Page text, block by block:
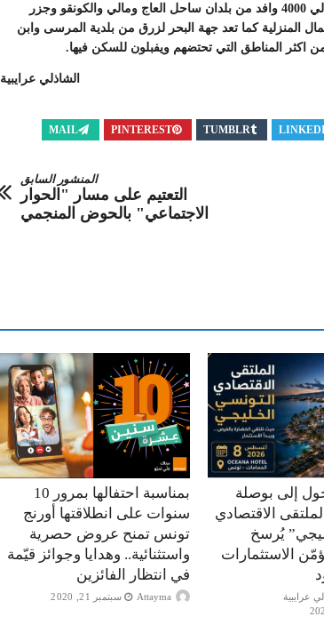
مع العلم ان جالية جتوب الصحراء المقيمة بتونس تعد بحوالي 4000 وافد من بلدان ساحل العاج ومالي والكونقو وجزر
المنزلية كما تعد جهة البحر لزرق من بلدية المرسى وابن
المناطق التي تحتضهم ويفبلون للسكن فيها.
الشاذلي عرايبية
TUMBLR
PINTEREST
MAIL
المنشور السابق
التعتيم على مسار "الحوار
الاجتماعي" بالحوض المنجمي
بمناسبة احتفالها بمرور 10
سنوات على انطلاقتها أورنج
تونس تمنح عروض حصرية
واستثنائية.. وهدايا وجوائز قيّمة
في انتظار الفائزين
Attayma سبتمبر 21, 2020
إلى بوصلة
الاقتصادي
يُرسخ
الاستثمارات